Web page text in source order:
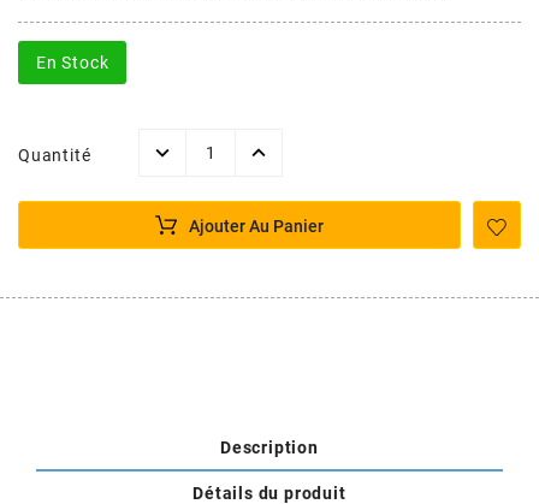
AREXONS
ARMLOCK
ARTEIN
En Stock
Quantité
Ajouter Au Panier
Description
Détails du produit